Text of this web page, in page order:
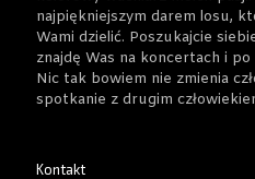
najpiękniejszym darem losu,
Wami dzielić. Poszukajcie
znajdę Was na koncertach i
Nic tak bowiem nie zmienia
spotkanie z drugim
Kontakt